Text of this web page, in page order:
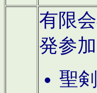
有限
発参
聖